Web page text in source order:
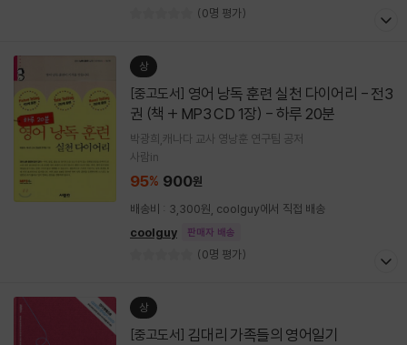
(0명 평가)
상
[중고도서]
권 (책 + MP3 CD 1장) - 하루 20분
박광희,캐나다 교사 영낭훈 연구팀 공저
사람in
95% 900원
배송비 : 3,300원, coolguy에서 직접 배송
coolguy
판매자 배송
(0명 평가)
상
[중고도서] 김대리 가족들의 영어일기